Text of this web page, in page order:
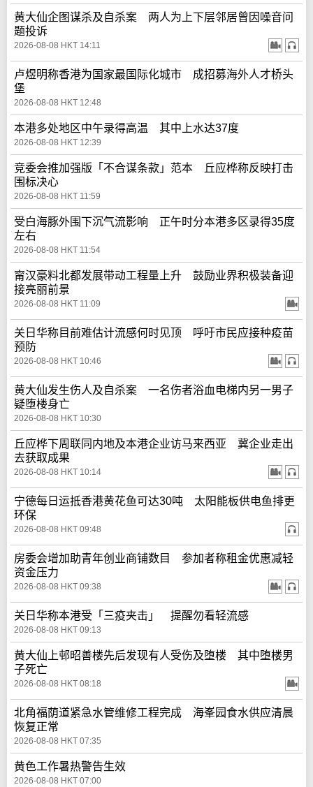
黄大仙企图谋杀及自杀案 两人为上下层邻居曾因噪音问
题投诉
2026-08-08 HKT 14:11
卢煜明称香港为国家最国际化城市 成招募海外人才桥头
堡
2026-08-08 HKT 12:48
本港多处地区中午录得高温 其中上水达37度
2026-08-08 HKT 12:39
竞委会推加强版「不合谋条款」范本 丘应桦称反映打击
围标决心
2026-08-08 HKT 11:59
受白海豚外围下沉气流影响 正午时分本港多区录得35度
左右
2026-08-08 HKT 11:54
甯汉豪料北都发展带动工程量上升 鼓励业界积极装备迎
接亮丽前景
2026-08-08 HKT 11:09
关日华称目前难估计流感何时见顶 呼吁市民应接种疫苗
预防
2026-08-08 HKT 10:46
黄大仙发生伤人及自杀案 一名伤者浴血电梯内另一男子
疑堕楼身亡
2026-08-08 HKT 10:30
丘应桦下周联同内地及本港企业访马来西亚 冀企业走出
去获取成果
2026-08-08 HKT 10:14
宁德每日运抵香港黄花鱼可达30吨 太阳能板供电鱼排更
环保
2026-08-08 HKT 09:48
房委会增加助青年创业商铺数目 参加者称租金优惠减轻
资金压力
2026-08-08 HKT 09:38
关日华称本港受「三疫夹击」 提醒勿看轻流感
2026-08-08 HKT 09:13
黄大仙上邨昭善楼先后发现有人受伤及堕楼 其中堕楼男
子死亡
2026-08-08 HKT 08:18
北角福荫道紧急水管维修工程完成 海峯园食水供应清晨
恢复正常
2026-08-08 HKT 07:35
黄色工作暑热警告生效
2026-08-08 HKT 07:00